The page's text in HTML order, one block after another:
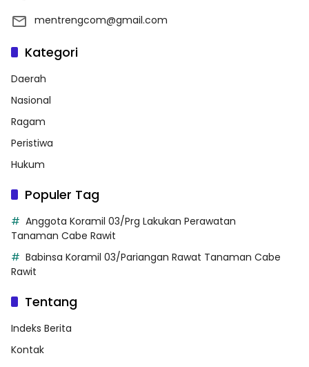
mentrengcom@gmail.com
Kategori
Daerah
Nasional
Ragam
Peristiwa
Hukum
Populer Tag
Anggota Koramil 03/Prg Lakukan Perawatan
Tanaman Cabe Rawit
Babinsa Koramil 03/Pariangan Rawat Tanaman Cabe
Rawit
Tentang
Indeks Berita
Kontak